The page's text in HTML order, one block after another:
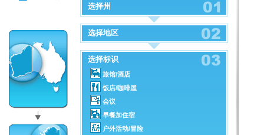
选择州
选择地区
选择标识
旅馆/酒店
饭店/咖啡屋
会议
早餐加住宿
户外活动/冒险